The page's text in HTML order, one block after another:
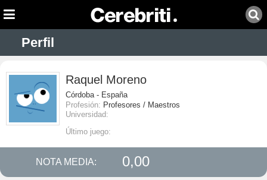
Perfil
Raquel Moreno
Córdoba - España
Profesión: Profesores / Maestros
Universidad:
Último juego:
NOTA MEDIA: 0,00